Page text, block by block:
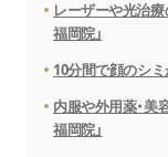
レーザーや光治
福岡院」
10分間で顔のシミ
内服や外用薬・美
福岡院」